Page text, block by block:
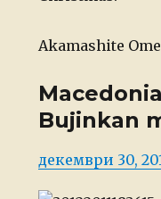
Akamashite
Bujinkan
Posted
декември 30,